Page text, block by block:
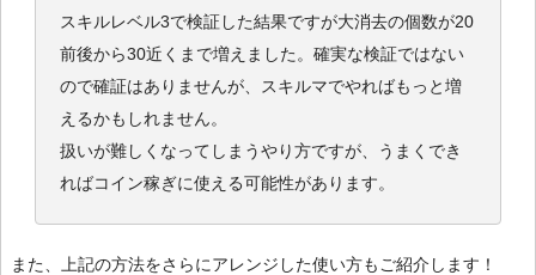
スキルレベル3で検証した結果ですが大消去の個数が20
前後から30近くまで増えました。確実な検証ではない
ので確証はありませんが、スキルマでやればもっと増
えるかもしれません。
扱いが難しくなってしまうやり方ですが、うまくでき
ればコイン稼ぎに使える可能性があります。
また、上記の方法をさらにアレンジした使い方もご紹介します！